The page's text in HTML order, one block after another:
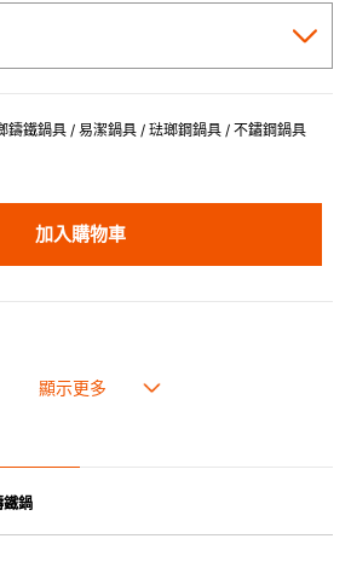
鑄鐵鍋具 / 易潔鍋具 / 琺瑯鋼鍋具 / 不鏽鋼鍋具
加入購物車
熱力循環對流，食材均勻受熱，美味再升級。
較高熱力，因此適合煎炒菜式。極度推薦給首次使
鍋